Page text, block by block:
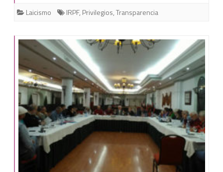
Católica,
a
otros
fines
sociales»
Laicismo IRPF, Privilegios,Transparencia